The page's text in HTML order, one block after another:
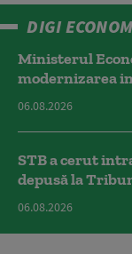
DIGI
Ministerul
modernizarea
06.08.2026
STB a cerut
depusă la
06.08.2026